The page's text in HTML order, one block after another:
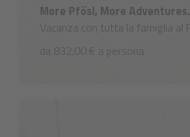
More Pfösl, More
Vacanza con tutta la famiglia al
da 832,00 € a persona